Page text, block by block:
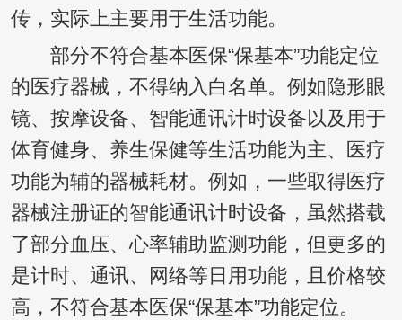
传，实际上主要用于生活功能。
部分不符合基本医保“保基本”功能定位
的医疗器械，不得纳入白名单。例如隐形眼
镜、按摩设备、智能通讯计时设备以及用于
体育健身、养生保健等生活功能为主、医疗
功能为辅的器械耗材。例如，一些取得医疗
器械注册证的智能通讯计时设备，虽然搭载
了部分血压、心率辅助监测功能，但更多的
是计时、通讯、网络等日用功能，且价格较
高，不符合基本医保“保基本”功能定位。